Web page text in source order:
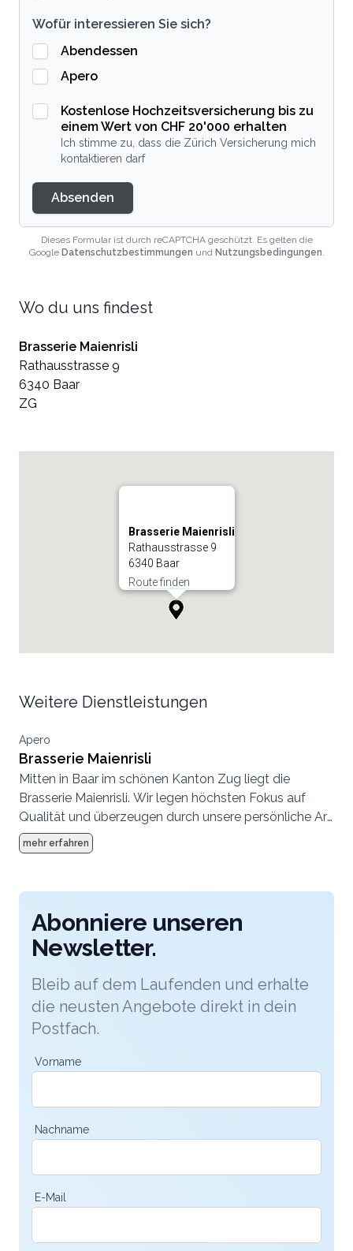
Wofür interessieren Sie sich?
Abendessen
Apero
Kostenlose Hochzeitsversicherung bis zu
einem Wert von CHF 20'000 erhalten
Ich stimme zu, dass die Zürich Versicherung mich
kontaktieren darf
Absenden
Dieses Formular ist durch reCAPTCHA geschützt. Es gelten die
Google Datenschutzbestimmungen und Nutzungsbedingungen.
Wo du uns findest
Brasserie Maienrisli
Rathausstrasse 9
6340 Baar
ZG
Brasserie Maienrisli
Rathausstrasse 9
6340 Baar
Route finden
Weitere Dienstleistungen
Apero
Brasserie Maienrisli
Mitten in Baar im schönen Kanton Zug liegt die
Brasserie Maienrisli. Wir legen höchsten Fokus auf
Qualität und überzeugen durch unsere persönliche Art.
Insbesondere für Weinliebhaber haben wir ein
einzigartiges Angebot, für jeden Geschmack ist etwas
mehr erfahren
Abonniere unseren
Newsletter.
Bleib auf dem Laufenden und erhalte
die neusten Angebote direkt in dein
Postfach.
Vorname
Nachname
E-Mail